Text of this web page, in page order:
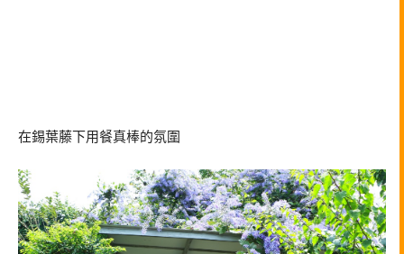
在錫葉藤下用餐真棒的氛圍